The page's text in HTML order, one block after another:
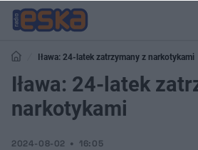
Iława: 24-latek zatrzymany z narkotykami
Iława: 24-latek
narkotykami
2024-08-02 16:05